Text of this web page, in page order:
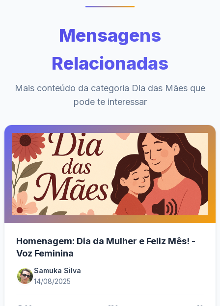
Mensagens
Relacionadas
Mais conteúdo da categoria Dia das Mães que
pode te interessar
Homenagem: Dia da Mulher e Feliz Mês! -
Voz Feminina
Samuka Silva
14/08/2025